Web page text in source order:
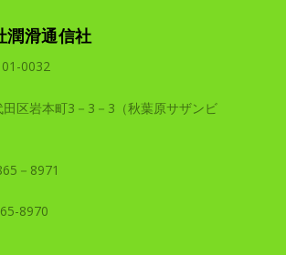
潤滑通信社
0032
区岩本町3－3－3（秋葉原サザンビ
－8971
8970